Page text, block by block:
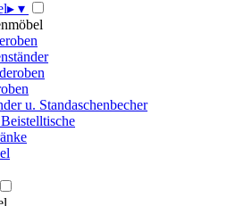
▸ ▾
u. Standaschenbecher